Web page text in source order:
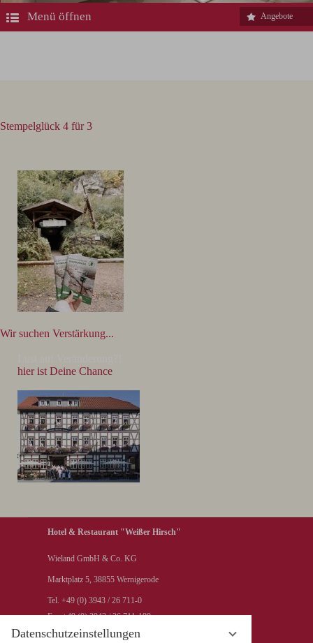
Datenschutzeinstellungen
Menü öffnen Angebote
Stempelglück 4 für 3
Wir suchen Verstärkung...
hier ist Deine Chance
Hotel & Restaurant "Weißer Hirsch"
Wieland GmbH & Co. KG
Marktplatz 5, 38855 Wernigerode
Tel. +49 (0) 3943 / 26 711-0
Fax +49 (0) 3943 / 26 711-199
info@hotel-weisser-hirsch.de